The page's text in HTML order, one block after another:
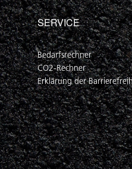
SERVICE
Bedarfsrechner
CO2-Rechner
Erklärung der